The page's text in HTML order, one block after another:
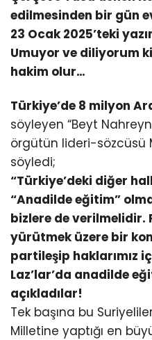
edilmesinden bir gün
23 Ocak 2025’teki
Umuyor ve diliyorum
hakim olur…
Türkiye’de 8 milyon
söyleyen “Beyt
örgütün lideri-sözcüsü
söyledi;
“Türkiye’deki diğer
“Anadilde eğitim”
bizlere de verilmelidir.
yürütmek üzere bir
partileşip haklarımız
Laz’lar’da anadilde
açıkladılar!
Tek başına bu
Milletine yaptığı en